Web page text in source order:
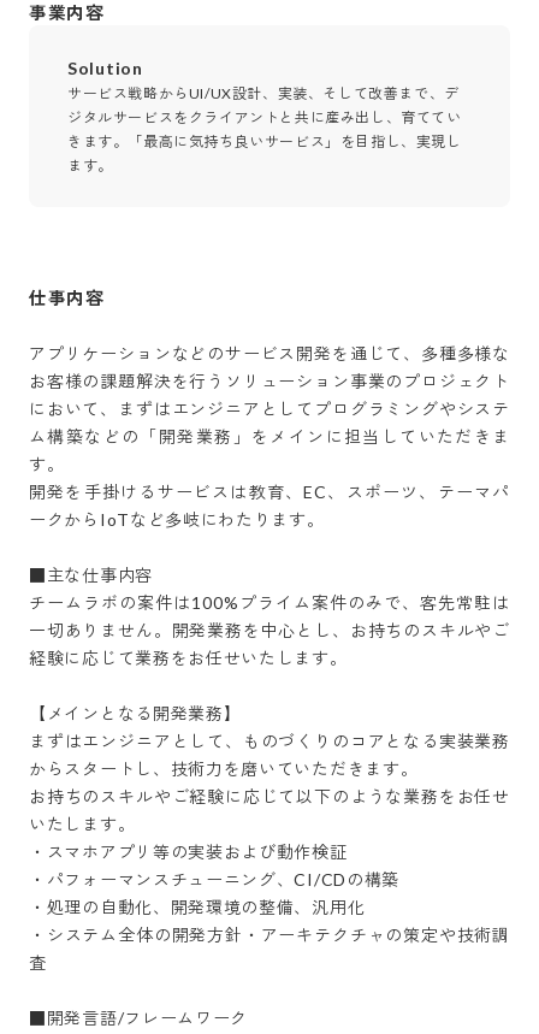
事業内容
Solution
サービス戦略からUI/UX設計、実装、そして改善まで、デ
ジタルサービスをクライアントと共に産み出し、育ててい
きます。「最高に気持ち良いサービス」を目指し、実現し
ます。
仕事内容
アプリケーションなどのサービス開発を通じて、多種多様な
お客様の課題解決を行うソリューション事業のプロジェクト
において、まずはエンジニアとしてプログラミングやシステ
ム構築などの「開発業務」をメインに担当していただきま
す。
開発を手掛けるサービスは教育、EC、スポーツ、テーマパ
ークからIoTなど多岐にわたります。
■主な仕事内容
チームラボの案件は100%プライム案件のみで、客先常駐は
一切ありません。開発業務を中心とし、お持ちのスキルやご
経験に応じて業務をお任せいたします。
【メインとなる開発業務】
まずはエンジニアとして、ものづくりのコアとなる実装業務
からスタートし、技術力を磨いていただきます。
お持ちのスキルやご経験に応じて以下のような業務をお任せ
いたします。
・スマホアプリ等の実装および動作検証
・パフォーマンスチューニング、CI/CDの構築
・処理の自動化、開発環境の整備、汎用化
・システム全体の開発方針・アーキテクチャの策定や技術調
査
■開発言語/フレームワーク